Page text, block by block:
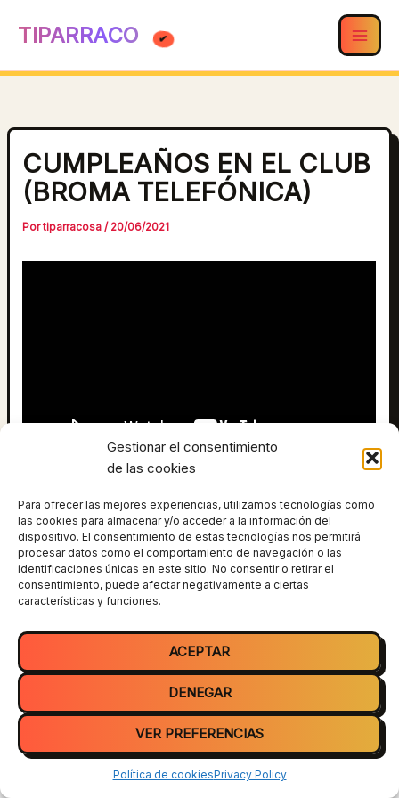
Gestionar el consentimiento
de las cookies
Para ofrecer las mejores experiencias, utilizamos tecnologías como
las cookies para almacenar y/o acceder a la información del
dispositivo. El consentimiento de estas tecnologías nos permitirá
procesar datos como el comportamiento de navegación o las
identificaciones únicas en este sitio. No consentir o retirar el
consentimiento, puede afectar negativamente a ciertas
características y funciones.
ACEPTAR
DENEGAR
VER PREFERENCIAS
Política de cookiesPrivacy Policy
TIPARRACO
CUMPLEAÑOS EN EL CLUB
(BROMA TELEFÓNICA)
Portiparracosa/ 20/06/2021
salió esto en directo, echa un ojete a mi twitch para más
🙂https://www.twitch.tv/tiparraco
ANTERIOR SIGUIENTE
Todos los derechos © 2026 Tiparraco | Funciona gracias a
Astra para WordPress